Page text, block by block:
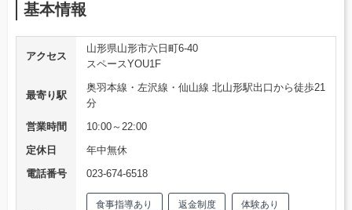
基本情報
アクセス
山形県山形市六日町6-40
スペースYOU1F
最寄り駅
奥羽本線・左沢線・仙山線 北山形駅出口から徒歩21
分
営業時間
10:00～22:00
定休日
年中無休
電話番号
023-674-6518
食事指導あり 返金制度 体験あり